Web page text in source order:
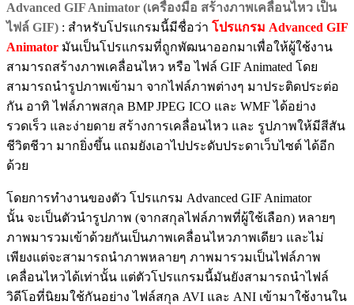
Advanced GIF Animator (เครื่องมือ สร้างภาพเคลื่อนไหว เป็น
ไฟล์ GIF) : สำหรับโปรแกรมนี้มีชื่อว่า โปรแกรม Advanced GIF
Animator มันเป็นโปรแกรมที่ถูกพัฒนาออกมาเพื่อให้ผู้ใช้งาน
สามารถสร้างภาพเคลื่อนไหว หรือ ไฟล์ GIF Animated โดย
สามารถนำรูปภาพเข้ามา จากไฟล์ภาพต่างๆ มาประติดประต่อ
กัน อาทิ ไฟล์ภาพสกุล BMP JPEG ICO และ WMF ได้อย่าง
รวดเร็ว และง่ายดาย สร้างการเคลื่อนไหว และ รูปภาพให้มีสีสัน
ชีวิตชีวา มากยิ่งขึ้น แถมยังเอาไปประดับประดาเว็บไซต์ ได้อีก
ด้วย
โดยการทำงานของตัว โปรแกรม Advanced GIF Animator
นั้น จะเป็นตัวนำรูปภาพ (จากสกุลไฟล์ภาพที่ผู้ใช้เลือก) หลายๆ
ภาพมารวมเข้าด้วยกันเป็นภาพเคลื่อนไหวภาพเดียว และไม่
เพียงแต่จะสามารถนำภาพหลายๆ ภาพมารวมเป็นไฟล์ภาพ
เคลื่อนไหวได้เท่านั้น แต่ตัวโปรแกรมนี้มันยังสามารถนำไฟล์
วิดีโอที่นิยมใช้กันอย่าง ไฟล์สกุล AVI และ ANI เข้ามาใช้งานใน